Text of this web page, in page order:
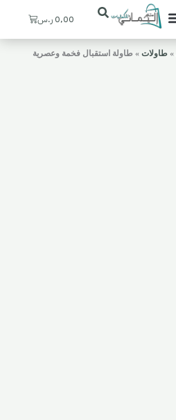
0,00 ر.سCart
» طاولات » طاولة استقبال فخمة وعصرية